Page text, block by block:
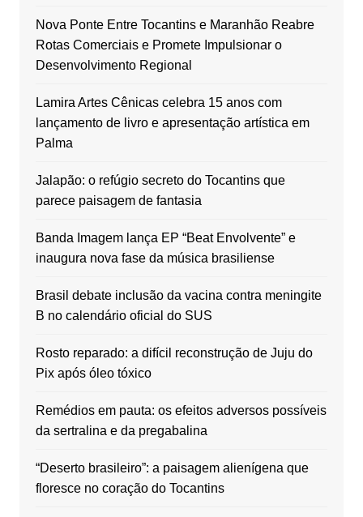
Nova Ponte Entre Tocantins e Maranhão Reabre
Rotas Comerciais e Promete Impulsionar o
Desenvolvimento Regional
Lamira Artes Cênicas celebra 15 anos com
lançamento de livro e apresentação artística em
Palma
Jalapão: o refúgio secreto do Tocantins que
parece paisagem de fantasia
Banda Imagem lança EP “Beat Envolvente” e
inaugura nova fase da música brasiliense
Brasil debate inclusão da vacina contra meningite
B no calendário oficial do SUS
Rosto reparado: a difícil reconstrução de Juju do
Pix após óleo tóxico
Remédios em pauta: os efeitos adversos possíveis
da sertralina e da pregabalina
“Deserto brasileiro”: a paisagem alienígena que
floresce no coração do Tocantins